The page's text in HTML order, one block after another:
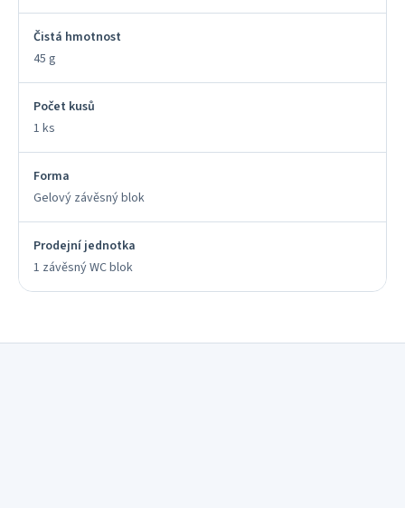
Čistá hmotnost
45 g
Počet kusů
1 ks
Forma
Gelový závěsný blok
Prodejní jednotka
1 závěsný WC blok